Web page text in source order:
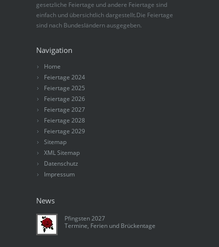
gesetzliche Feiertage und andere Feiertage sind
einfach und übersichtlich dargestellt.Die Feiertage
sind nach Bundesländern ausgegeben.
Navigation
Home
Feiertage 2024
Feiertage 2025
Feiertage 2026
Feiertage 2027
Feiertage 2028
Feiertage 2029
Sitemap
XML Sitemap
Datenschutz
Impressum
News
Pfingsten 2027
Termine, Ferien und Brückentage